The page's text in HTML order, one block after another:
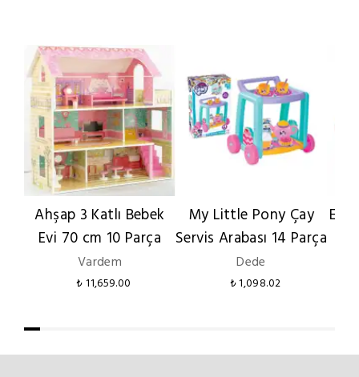
Ahşap 3 Katlı Bebek
Evi 70 cm 10 Parça
Vardem
₺ 11,659.00
My Little Pony Çay
Servis Arabası 14 Parça
Dede
₺ 1,098.02